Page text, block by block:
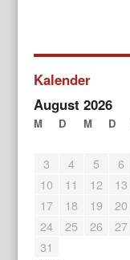
Kalender
August 2026
M D M D
3
4 5 6
10
11 12 13
17
18 19 20
24
25 26 27
31